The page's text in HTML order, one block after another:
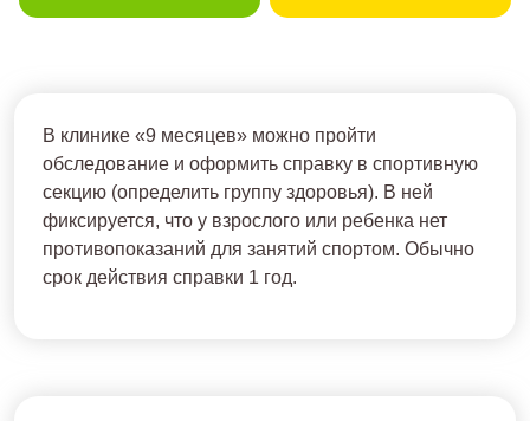
В клинике «9 месяцев» можно пройти
обследование и оформить справку в спортивную
секцию (определить группу здоровья). В ней
фиксируется, что у взрослого или ребенка нет
противопоказаний для занятий спортом. Обычно
срок действия справки 1 год.